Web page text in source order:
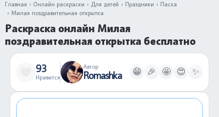
Главная Онлайн раскраски Для детей Праздники
Пасха
Милая поздравительная открытка
Раскраска онлайн Милая
поздравительная открытка бесплатно
93
Нравится
Автор
Romashka 😁 🎉 🤩 😍 ✨